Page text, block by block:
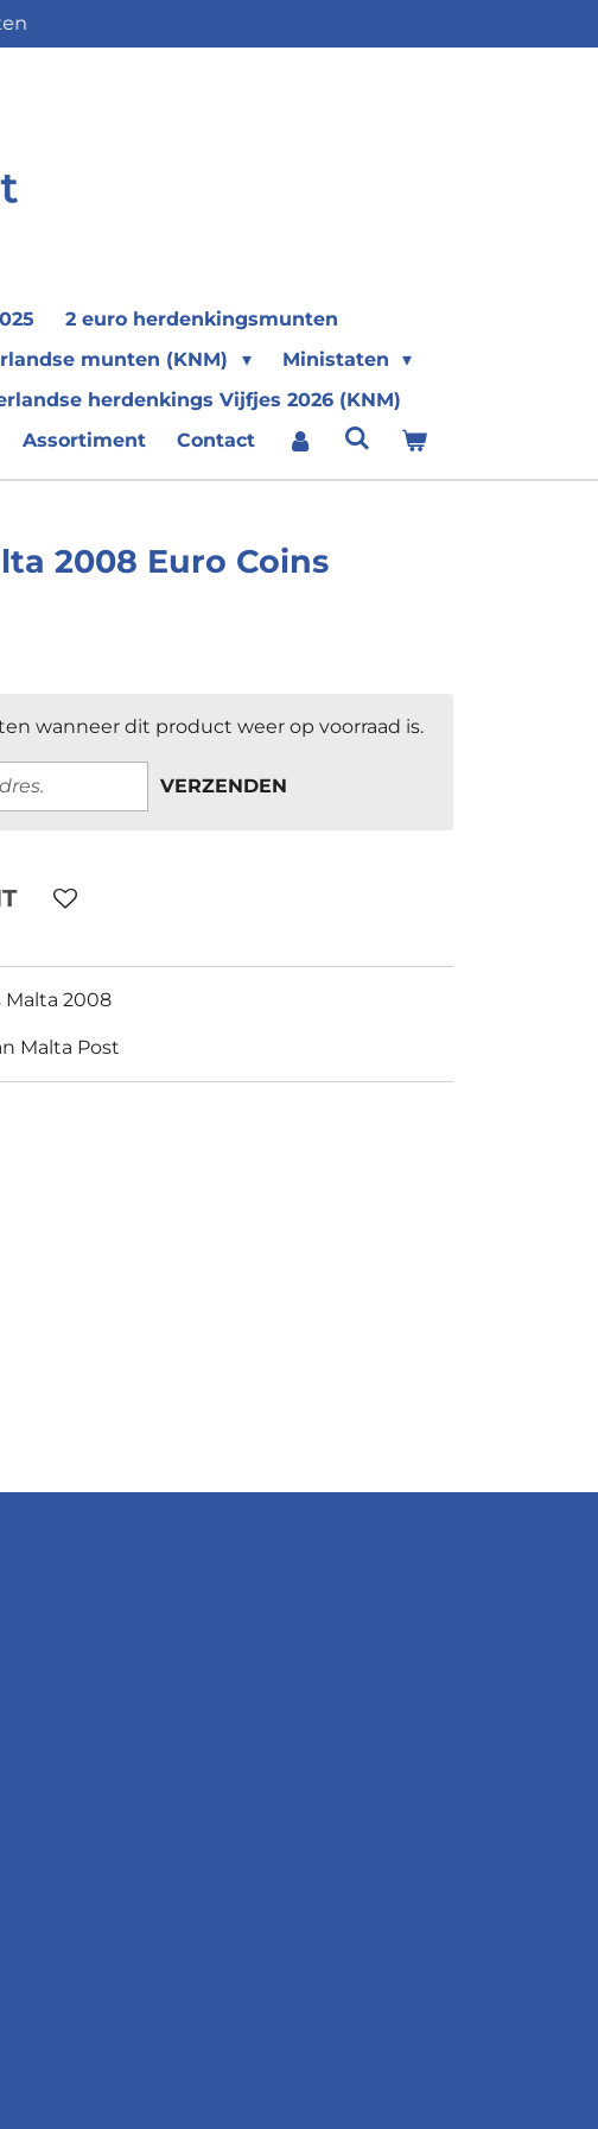
2 euro herdenkingsmunten
munten (KNM)
Ministaten
herdenkings Vijfjes 2026 (KNM)
Assortiment Contact
2008 Euro Coins
wanneer dit product weer op voorraad is.
VERZENDEN
Malta 2008
Malta Post